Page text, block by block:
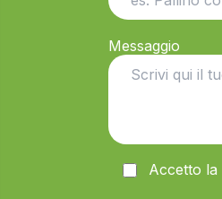
Messaggio
Accetto la